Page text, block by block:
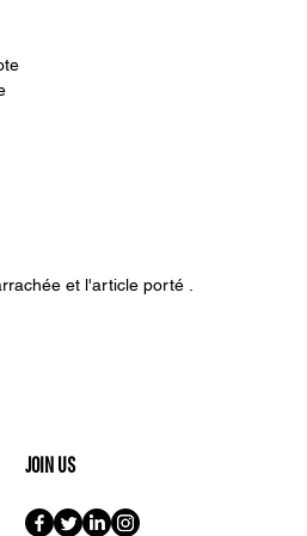
et l'article porté .
JOIN US